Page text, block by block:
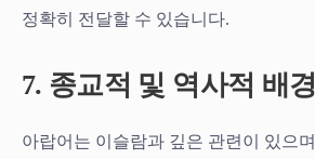
정확히 전달할 수 있습니다.
7. 종교적 및 역사적 배경
아랍어는 이슬람과 깊은 관련이 있으